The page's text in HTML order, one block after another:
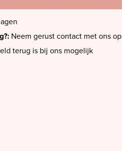
Neem gerust contact met ons op
terug is bij ons mogelijk